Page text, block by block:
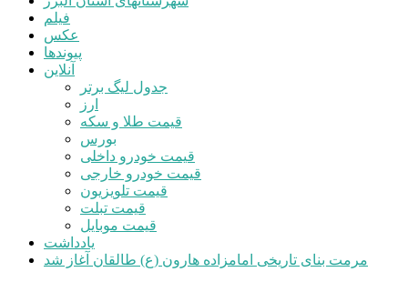
فیلم
عکس
پیوندها
آنلاین
جدول لیگ برتر
ارز
قیمت طلا و سکه
بورس
قیمت خودرو داخلی
قیمت خودرو خارجی
قیمت تلویزیون
قیمت تبلت
قیمت موبایل
یادداشت
مرمت بنای تاریخی امامزاده هارون (ع) طالقان آغاز شد